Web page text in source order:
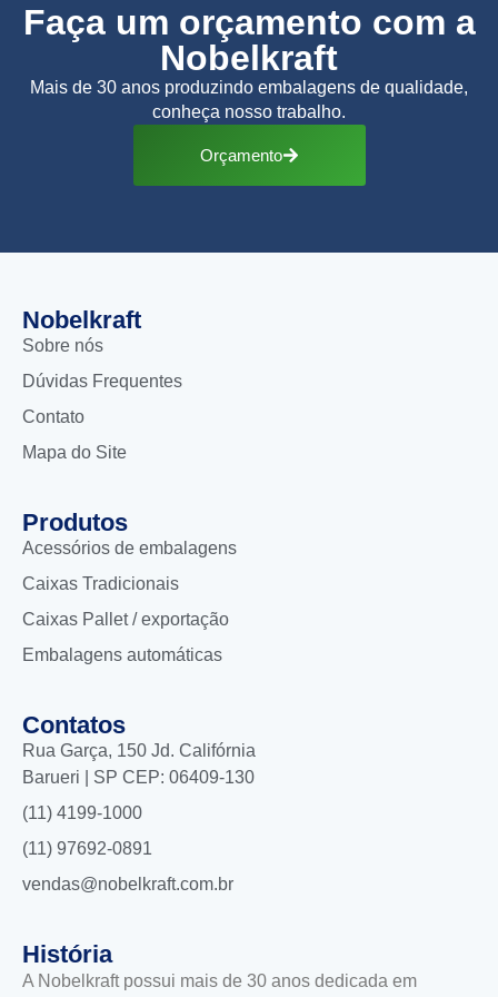
Faça um orçamento com a
Nobelkraft
Mais de 30 anos produzindo embalagens de qualidade,
conheça nosso trabalho.
Orçamento
Nobelkraft
Sobre nós
Dúvidas Frequentes
Contato
Mapa do Site
Produtos
Acessórios de embalagens
Caixas Tradicionais
Caixas Pallet / exportação
Embalagens automáticas
Contatos
Rua Garça, 150 Jd. Califórnia
Barueri | SP CEP: 06409-130
(11) 4199-1000
(11) 97692-0891
vendas@nobelkraft.com.br
História
A Nobelkraft possui mais de 30 anos dedicada em